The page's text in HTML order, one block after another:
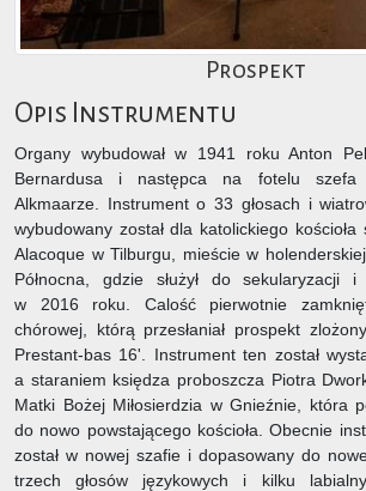
Prospekt
Opis Instrumentu
Organy wybudował w 1941 roku Anton
Bernardusa i następca na fotelu
Alkmaarze. Instrument o 33 głosach i
wybudowany został dla katolickiego kościoła
Alacoque w Tilburgu, mieście w
Północna, gdzie służył do sekularyzacji i
w 2016 roku. Calość pierwotnie
chórowej, którą przesłaniał prospekt
Prestant-bas 16'. Instrument ten został
a staraniem księdza proboszcza Piotra
Matki Bożej Miłosierdzia w Gnieźnie, która
do nowo powstającego kościoła. Obecnie
został w nowej szafie i dopasowany do
trzech głosów językowych i kilku